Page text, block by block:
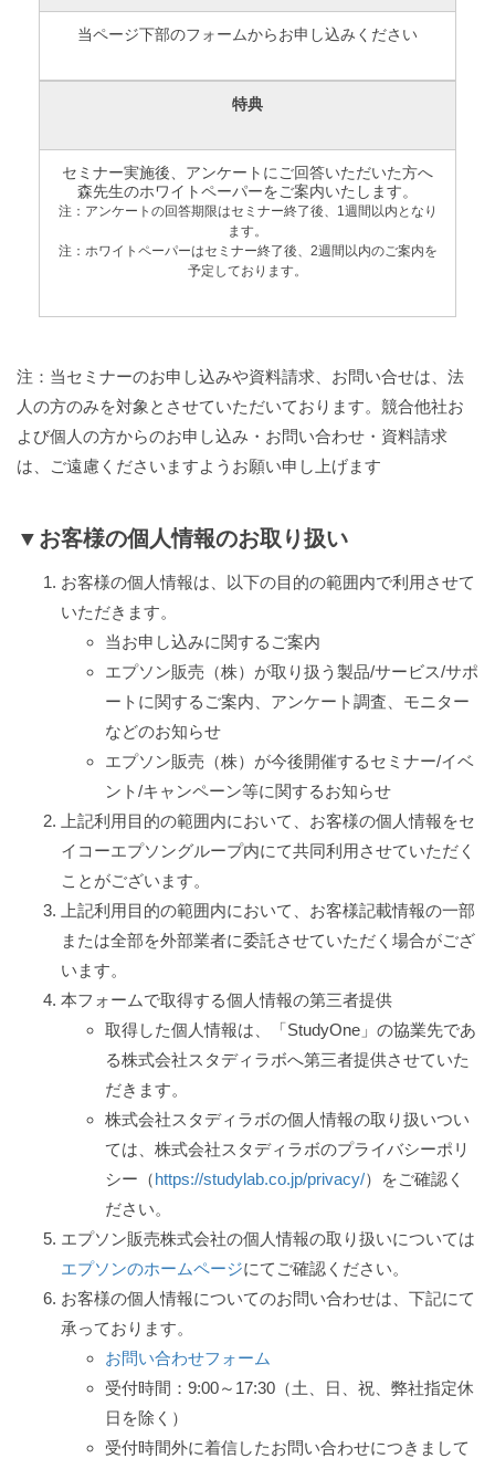
当ページ下部のフォームからお申し込みください
特典
セミナー実施後、アンケートにご回答いただいた方へ
森先生のホワイトペーパーをご案内いたします。
注：アンケートの回答期限はセミナー終了後、1週間以内となり
ます。
注：ホワイトペーパーはセミナー終了後、2週間以内のご案内を
予定しております。
注：当セミナーのお申し込みや資料請求、お問い合せは、法
人の方のみを対象とさせていただいております。競合他社お
よび個人の方からのお申し込み・お問い合わせ・資料請求
は、ご遠慮くださいますようお願い申し上げます
▼お客様の個人情報のお取り扱い
お客様の個人情報は、以下の目的の範囲内で利用させて
いただきます。
当お申し込みに関するご案内
エプソン販売（株）が取り扱う製品/サービス/サポ
ートに関するご案内、アンケート調査、モニター
などのお知らせ
エプソン販売（株）が今後開催するセミナー/イベ
ント/キャンペーン等に関するお知らせ
上記利用目的の範囲内において、お客様の個人情報をセ
イコーエプソングループ内にて共同利用させていただく
ことがございます。
上記利用目的の範囲内において、お客様記載情報の一部
または全部を外部業者に委託させていただく場合がござ
います。
本フォームで取得する個人情報の第三者提供
取得した個人情報は、「StudyOne」の協業先であ
る株式会社スタディラボへ第三者提供させていた
だきます。
株式会社スタディラボの個人情報の取り扱いつい
ては、株式会社スタディラボのプライバシーポリ
シー（https://studylab.co.jp/privacy/）をご確認く
ださい。
エプソン販売株式会社の個人情報の取り扱いについては
エプソンのホームページにてご確認ください。
お客様の個人情報についてのお問い合わせは、下記にて
承っております。
お問い合わせフォーム
受付時間：9:00～17:30（土、日、祝、弊社指定休
日を除く）
受付時間外に着信したお問い合わせにつきまして